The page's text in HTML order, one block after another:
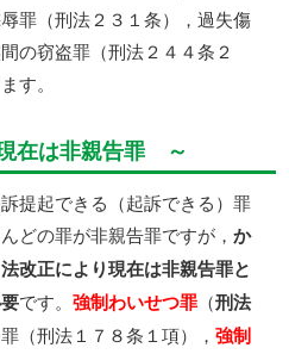
罪（刑法２３１条），過失傷
の窃盗罪（刑法２４４条２
す。
在は非親告罪 ～
提起できる（起訴できる）罪
どの罪が非親告罪ですが，か
改正により現在は非親告罪と
です。強制わいせつ罪 （刑法
（刑法１７８条１項），強制